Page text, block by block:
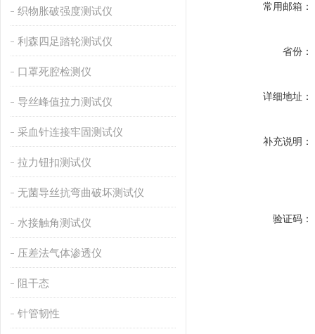
织物胀破强度测试仪
利森四足踏轮测试仪
口罩死腔检测仪
导丝峰值拉力测试仪
采血针连接牢固测试仪
拉力钮扣测试仪
无菌导丝抗弯曲破坏测试仪
水接触角测试仪
压差法气体渗透仪
阻干态
针管韧性
常用邮箱：
省份：
详细地址：
补充说明：
验证码：